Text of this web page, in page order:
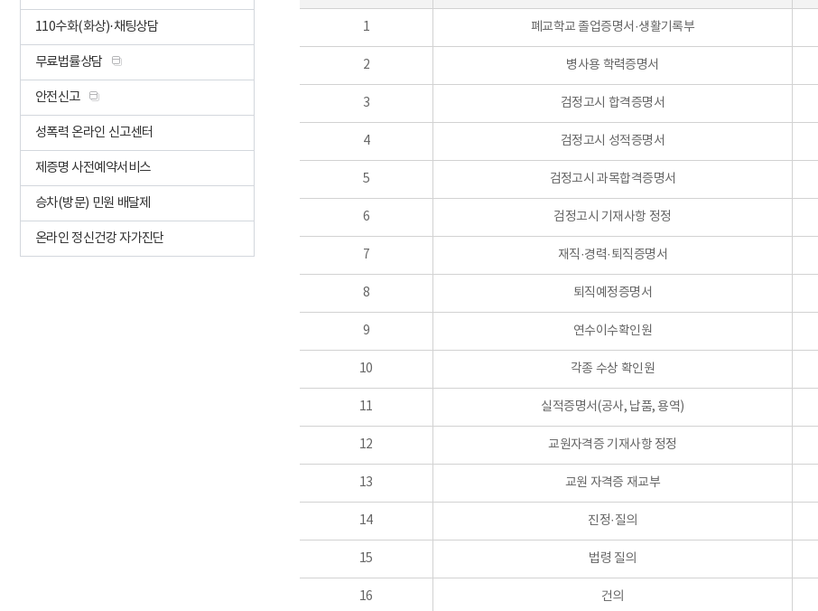
110수화(화상)·채팅상담
무료법률상담
안전신고
성폭력 온라인 신고센터
제증명 사전예약서비스
승차(방문) 민원 배달제
온라인 정신건강 자가진단
1 폐교학교 졸업증명서·생활기록부
2 병사용 학력증명서
3 검정고시 합격증명서
4 검정고시 성적증명서
5 검정고시 과목합격증명서
6 검정고시 기재사항 정정
7 재직·경력·퇴직증명서
8 퇴직예정증명서
9 연수이수확인원
10 각종 수상 확인원
11 실적증명서(공사, 납품, 용역)
12 교원자격증 기재사항 정정
13 교원 자격증 재교부
14 진정·질의
15 법령 질의
16 건의